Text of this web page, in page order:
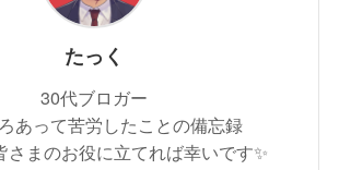
たっく
30代ブロガー
あって苦労したことの備忘録
さまのお役に立てれば幸いです✨